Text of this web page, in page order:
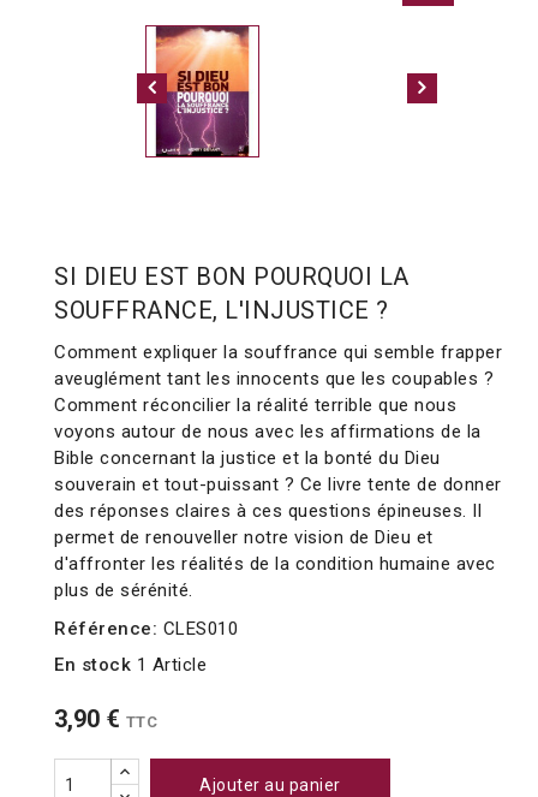
SI DIEU EST BON POURQUOI LA
SOUFFRANCE, L'INJUSTICE ?
Comment expliquer la souffrance qui semble frapper
aveuglément tant les innocents que les coupables ?
Comment réconcilier la réalité terrible que nous
voyons autour de nous avec les affirmations de la
Bible concernant la justice et la bonté du Dieu
souverain et tout-puissant ? Ce livre tente de donner
des réponses claires à ces questions épineuses. Il
permet de renouveller notre vision de Dieu et
d'affronter les réalités de la condition humaine avec
plus de sérénité.
Référence: CLES010
En stock 1 Article
3,90 € TTC
Ajouter au panier